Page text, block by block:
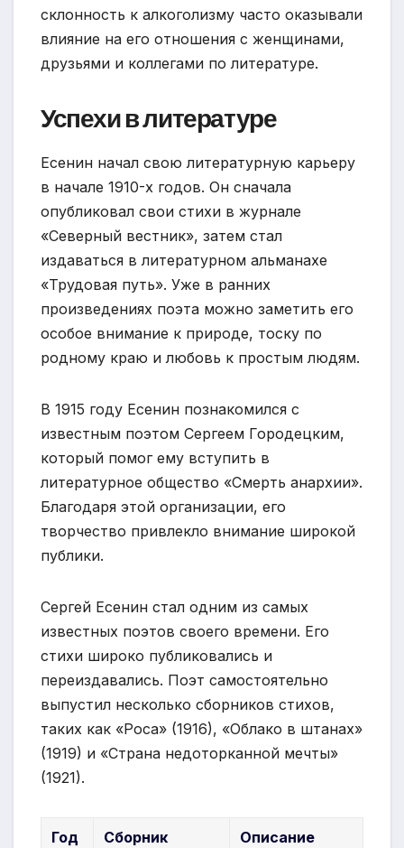
склонность к алкоголизму часто оказывали
влияние на его отношения с женщинами,
друзьями и коллегами по литературе.
Успехи в литературе
Есенин начал свою литературную карьеру
в начале 1910-х годов. Он сначала
опубликовал свои стихи в журнале
«Северный вестник», затем стал
издаваться в литературном альманахе
«Трудовая путь». Уже в ранних
произведениях поэта можно заметить его
особое внимание к природе, тоску по
родному краю и любовь к простым людям.
В 1915 году Есенин познакомился с
известным поэтом Сергеем Городецким,
который помог ему вступить в
литературное общество «Смерть анархии».
Благодаря этой организации, его
творчество привлекло внимание широкой
публики.
Сергей Есенин стал одним из самых
известных поэтов своего времени. Его
стихи широко публиковались и
переиздавались. Поэт самостоятельно
выпустил несколько сборников стихов,
таких как «Роса» (1916), «Облако в штанах»
(1919) и «Страна недоторканной мечты»
(1921).
Год Сборник Описание